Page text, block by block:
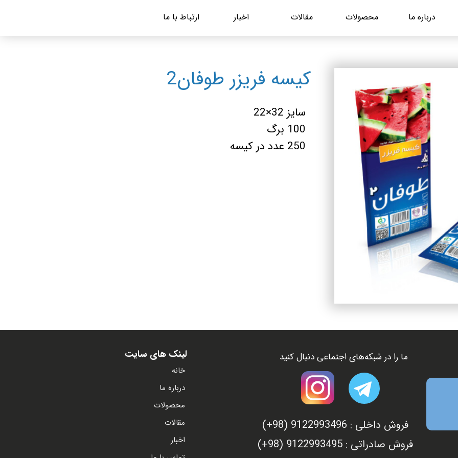
درباره ما محصولات مقالات اخبار ارتباط با ما
سایز 32×22
100 برگ
250 عدد در کیسه
کیسه فریزر طوفان2
ما را در شبکه‌های اجتماعی دنبال کنید لینک های سایت
فروش داخلی : 9122993496 (98+)​​​​​​​
خانه
درباره ما
محصولات
مقالات
اخبار
فروش صادراتی : 9122993495 (98+)​​​​​​​